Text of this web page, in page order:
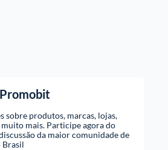
sobre produtos, marcas, lojas,
muito mais. Participe agora do
da maior comunidade de
Brasil